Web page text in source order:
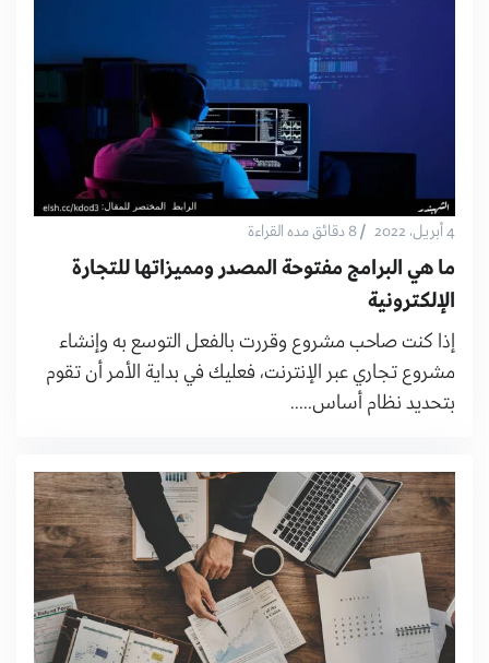
4 أبريل، 2022 /8 دقائق مده القراءة
ما هي البرامج مفتوحة المصدر ومميزاتها للتجارة
الإلكترونية
إذا كنت صاحب مشروع وقررت بالفعل التوسع به وإنشاء
مشروع تجاري عبر الإنترنت، فعليك في بداية الأمر أن تقوم
بتحديد نظام أساس.....